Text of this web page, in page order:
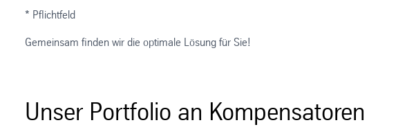
* Pflichtfeld
Gemeinsam finden wir die optimale Lösung für Sie!
Unser Portfolio an Kompensatoren